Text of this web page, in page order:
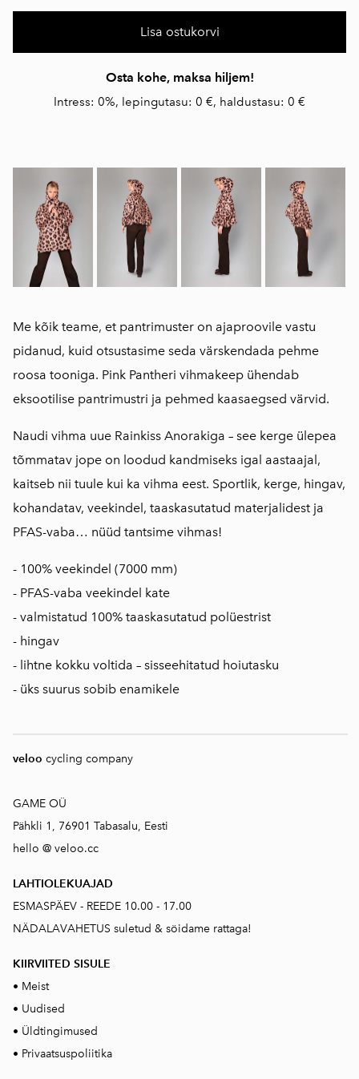
Lisa ostukorvi
Osta kohe, maksa hiljem!
Intress: 0%, lepingutasu: 0 €, haldustasu: 0 €
Me kõik teame, et pantrimuster on ajaproovile vastu
pidanud, kuid otsustasime seda värskendada pehme
roosa tooniga. Pink Pantheri vihmakeep ühendab
eksootilise pantrimustri ja pehmed kaasaegsed värvid.
Naudi vihma uue Rainkiss Anorakiga – see kerge ülepea
tõmmatav jope on loodud kandmiseks igal aastaajal,
kaitseb nii tuule kui ka vihma eest. Sportlik, kerge, hingav,
kohandatav, veekindel, taaskasutatud materjalidest ja
PFAS-vaba… nüüd tantsime vihmas!
- 100% veekindel (7000 mm)
- PFAS-vaba veekindel kate
- valmistatud 100% taaskasutatud polüestrist
- hingav
- lihtne kokku voltida – sisseehitatud hoiutasku
- üks suurus sobib enamikele
veloo cycling company
GAME OÜ
Pähkli 1, 76901 Tabasalu, Eesti
hello @ veloo.cc
LAHTIOLEKUAJAD
ESMASPÄEV - REEDE 10.00 - 17.00
NÄDALAVAHETUS suletud & söidame rattaga!
KIIRVIITED SISULE
• Meist
• Uudised
• Üldtingimused
• Privaatsuspoliitika